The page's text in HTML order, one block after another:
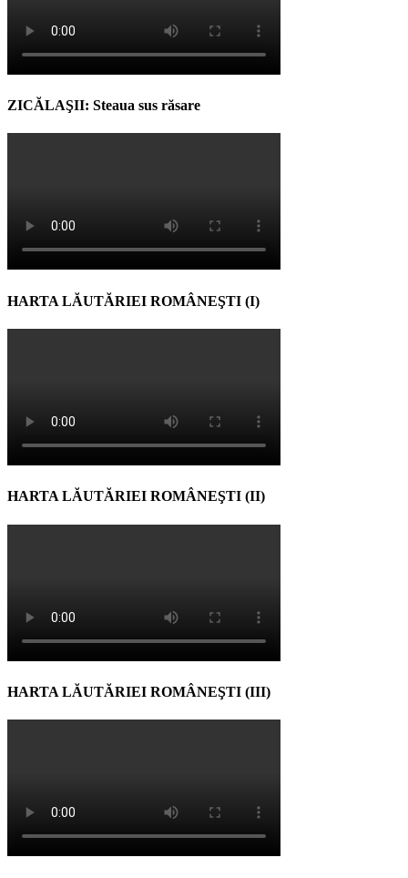
ZICĂLAŞII: Steaua sus răsare
HARTA LĂUTĂRIEI ROMÂNEŞTI (I)
HARTA LĂUTĂRIEI ROMÂNEŞTI (II)
HARTA LĂUTĂRIEI ROMÂNEŞTI (III)